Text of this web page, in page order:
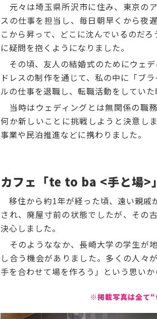
元々は埼玉県所沢市に住み、東京の
スの仕事を担当し、毎日朝早くから夜
こから昇って、どこに沈んでいるのだ
に疑問を抱くようになりました。
その頃、友人の結婚式のためにウェ
ドレスの制作を通じて、私の中に「ブ
ルの仕事を退職し、転職活動をしてい
当時はウェディングとは無関係の職
何か新しいことに挑戦しようと決意し
事業や民泊推進などに携わりました。
カフェ「te to ba <手と場>
移住から約1年が経った頃、遠い親戚
され、廃屋寸前の状態でしたが、その
決心しました。
そのようななか、長崎大学の学生が
し合う機会がありました。多くの人々
手を合わせて場を作ろう」という思い
※掲載写真は全て